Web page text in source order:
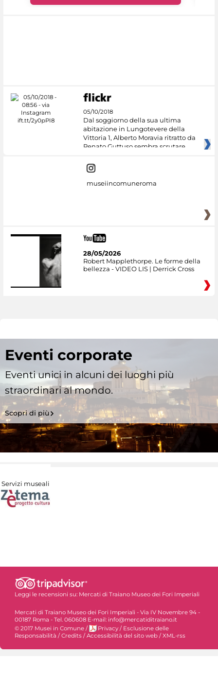
05/10/2018
Dal soggiorno della sua ultima
abitazione in Lungotevere della
Vittoria 1, Alberto Moravia ritratto da
Renato Guttuso sembra scrutare
museiincomuneroma
28/05/2026
Robert Mapplethorpe. Le forme della
bellezza - VIDEO LIS | Derrick Cross
Eventi corporate
Eventi unici in alcuni dei luoghi più
straordinari al mondo.
Scopri di più
Servizi museali
Leggi le recensioni su: Mercati di Traiano Museo dei Fori Imperiali
Mercati di Traiano Museo dei Fori Imperiali - Via IV Novembre 94 -
00187 Roma - Tel. 060608 E-mail: info@mercatiditraiano.it
© 2017 Musei in Comune / Privacy / Esclusione delle
Responsabilità / Credits / Accessibilità del sito web / XML-rss